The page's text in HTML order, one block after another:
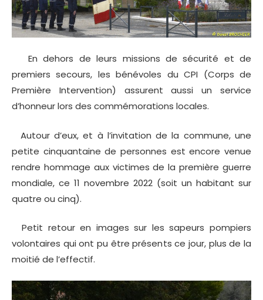
En dehors de leurs missions de sécurité et de
premiers secours, les bénévoles du CPI (Corps de
Première Intervention) assurent aussi un service
d’honneur lors des commémorations locales.
Autour d’eux, et à l’invitation de la commune, une
petite cinquantaine de personnes est encore venue
rendre hommage aux victimes de la première guerre
mondiale, ce 11 novembre 2022 (soit un habitant sur
quatre ou cinq).
Petit retour en images sur les sapeurs pompiers
volontaires qui ont pu être présents ce jour, plus de la
moitié de l’effectif.